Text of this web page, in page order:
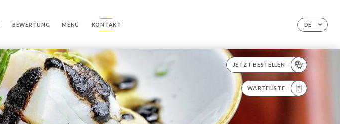
DE
BEWERTUNG MENÜ KONTAKT
JETZT BESTELLEN
WARTELISTE